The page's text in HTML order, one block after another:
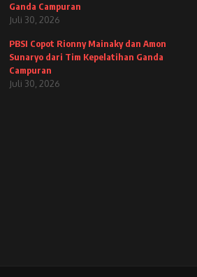
Ganda Campuran
Juli 30, 2026
PBSI Copot Rionny Mainaky dan Amon
Sunaryo dari Tim Kepelatihan Ganda
Campuran
Juli 30, 2026